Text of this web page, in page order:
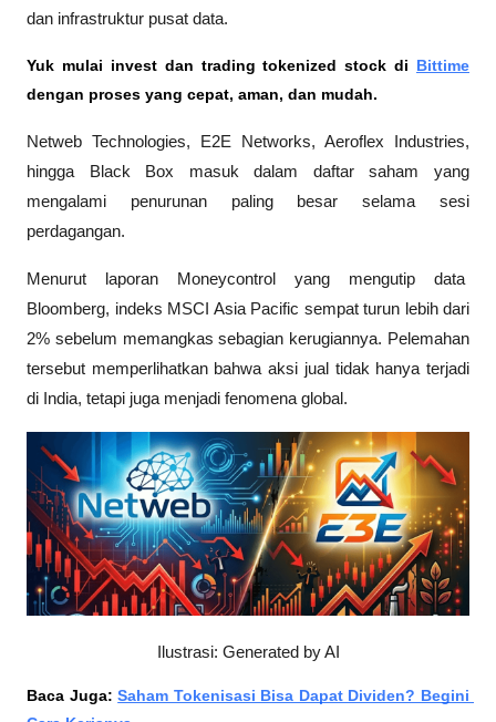
dan infrastruktur pusat data.
Yuk mulai invest dan trading tokenized stock di Bittime
dengan proses yang cepat, aman, dan mudah.
Netweb Technologies, E2E Networks, Aeroflex Industries,
hingga Black Box masuk dalam daftar saham yang
mengalami penurunan paling besar selama sesi
perdagangan.
Menurut laporan Moneycontrol
yang mengutip data
Bloomberg, indeks MSCI Asia Pacific sempat turun lebih dari
2% sebelum memangkas sebagian kerugiannya. Pelemahan
tersebut memperlihatkan bahwa aksi jual tidak hanya terjadi
di India, tetapi juga menjadi fenomena global.
Ilustrasi: Generated by AI
Baca Juga: Saham Tokenisasi Bisa Dapat Dividen? Begini